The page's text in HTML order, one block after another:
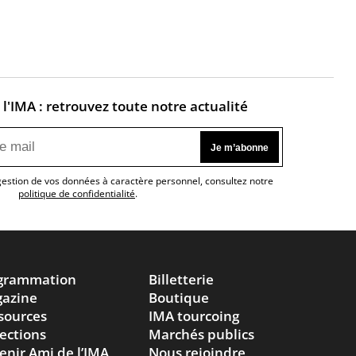
: retrouvez toute notre actualité
de vos données à caractère personnel, consultez notre
politique de confidentialité.
Billetterie
Boutique
IMA tourcoing
Marchés publics